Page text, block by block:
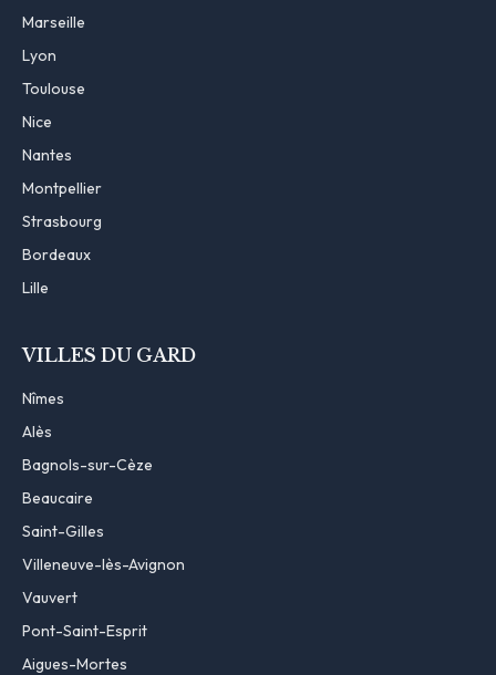
Marseille
Lyon
Toulouse
Nice
Nantes
Montpellier
Strasbourg
Bordeaux
Lille
VILLES DU GARD
Nîmes
Alès
Bagnols-sur-Cèze
Beaucaire
Saint-Gilles
Villeneuve-lès-Avignon
Vauvert
Pont-Saint-Esprit
Aigues-Mortes